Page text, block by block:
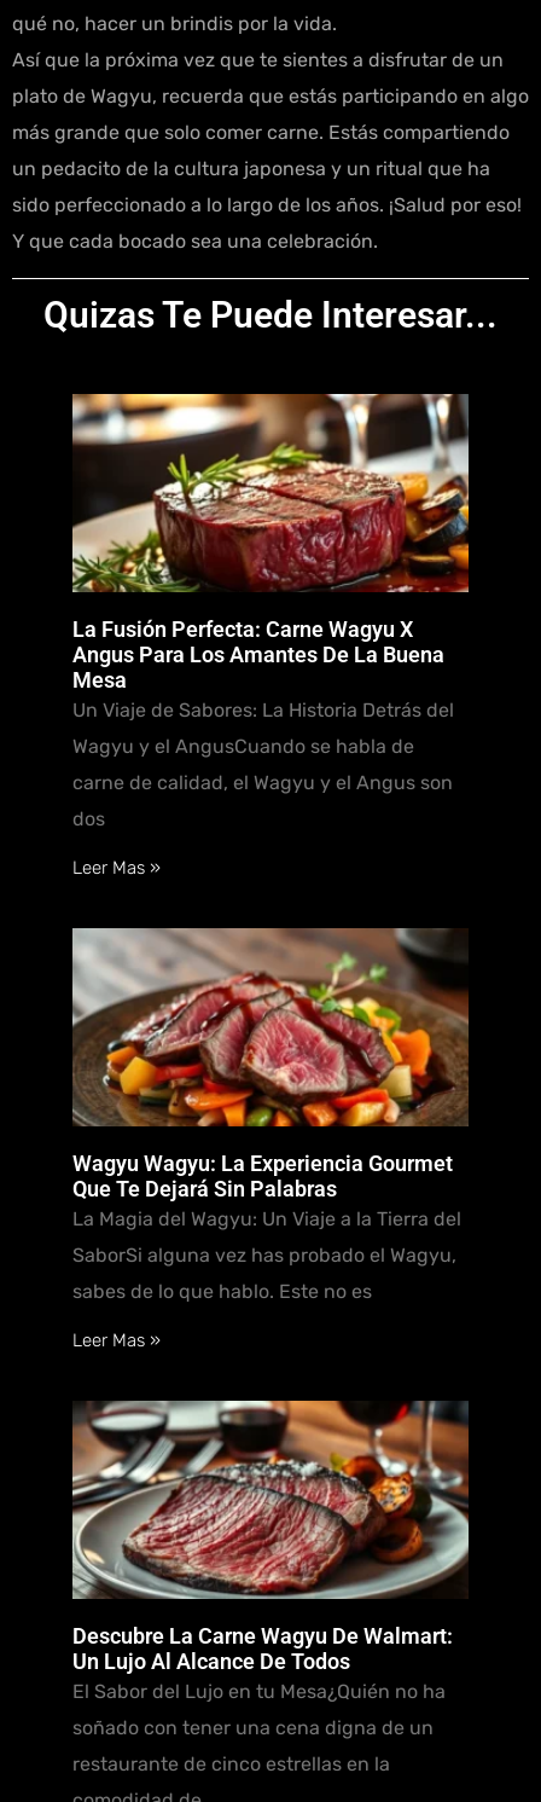
qué no, hacer un brindis por la vida.
Así que la próxima vez que te sientes a disfrutar de un
plato de Wagyu, recuerda que estás participando en algo
más grande que solo comer carne. Estás compartiendo
un pedacito de la cultura japonesa y un ritual que ha
sido perfeccionado a lo largo de los años. ¡Salud por eso!
Y que cada bocado sea una celebración.
Quizas Te Puede Interesar...
La Fusión Perfecta: Carne Wagyu X
Angus Para Los Amantes De La Buena
Mesa
Un Viaje de Sabores: La Historia Detrás del
Wagyu y el AngusCuando se habla de
carne de calidad, el Wagyu y el Angus son
dos
Leer Mas »
Wagyu Wagyu: La Experiencia Gourmet
Que Te Dejará Sin Palabras
La Magia del Wagyu: Un Viaje a la Tierra del
SaborSi alguna vez has probado el Wagyu,
sabes de lo que hablo. Este no es
Leer Mas »
Descubre La Carne Wagyu De Walmart:
Un Lujo Al Alcance De Todos
El Sabor del Lujo en tu Mesa¿Quién no ha
soñado con tener una cena digna de un
restaurante de cinco estrellas en la